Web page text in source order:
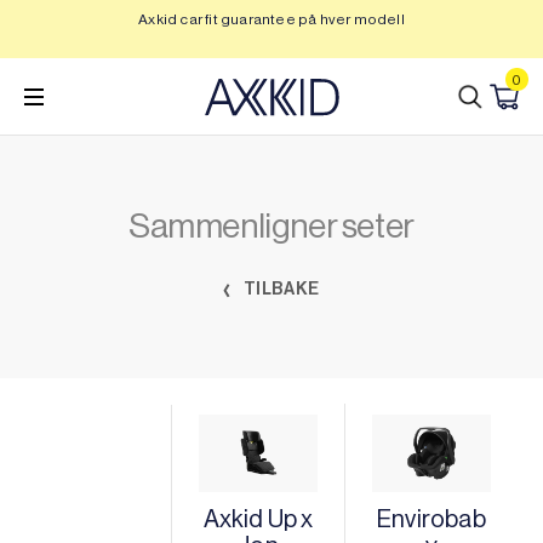
innhold
Axkid car fit guarantee på hver modell
0
Sammenligner seter
TILBAKE
Axkid Up x
Envirobab